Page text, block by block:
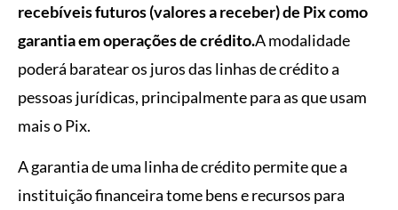
recebíveis futuros (valores a receber) de Pix como
garantia em operações de crédito.A modalidade
poderá baratear os juros das linhas de crédito a
pessoas jurídicas, principalmente para as que usam
mais o Pix.
A garantia de uma linha de crédito permite que a
instituição financeira tome bens e recursos para